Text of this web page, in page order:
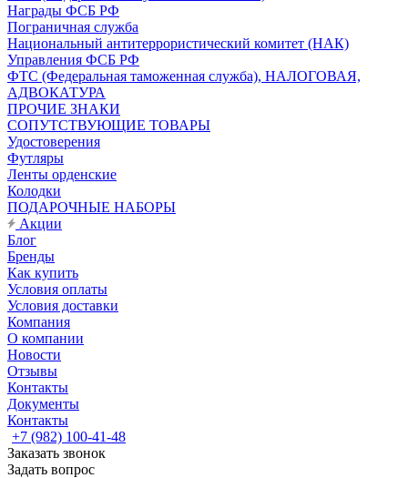
Награды ФСБ РФ
Пограничная служба
Национальный антитеррористический комитет (НАК)
Управления ФСБ РФ
ФТС (Федеральная таможенная служба), НАЛОГОВАЯ,
АДВОКАТУРА
ПРОЧИЕ ЗНАКИ
СОПУТСТВУЮЩИЕ ТОВАРЫ
Удостоверения
Футляры
Ленты орденские
Колодки
ПОДАРОЧНЫЕ НАБОРЫ
Акции
Блог
Бренды
Как купить
Условия оплаты
Условия доставки
Компания
О компании
Новости
Отзывы
Контакты
Документы
Контакты
+7 (982) 100-41-48
Заказать звонок
Задать вопрос